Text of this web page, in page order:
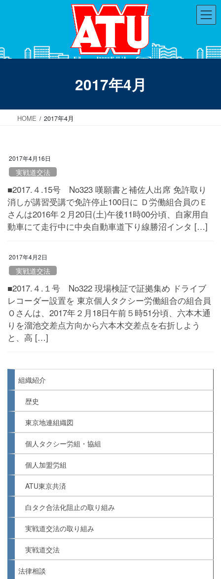
ツ
シ
2017年4月
HOME 2017年4月
2017年4月16日
実戦道交法
■2017.４.15号 No323 嘆願書と補佐人出席 免許取り
消しが講習受講で免許停止100日に Ｄ労働組合員のＥ
さんは2016年２月20日(土)午後11時00分頃、自家用自
動車にて走行中に中央自動車道下り線勝沼インタ […]
2017年4月2日
実戦道交法
■2017.４.１号 No322 現場検証で証拠集め ドライブ
レコーダー設置を 東京個人タクシー労働組合の組合員
Ｏさんは、2017年２月18日午前５時51分頃、六本木通
りを溜池交差点方向から六本木交差点を右折しよう
と、高 […]
組織紹介
歴史
東京地連組織図
個人タクシー労組・協組
個人加盟労組
ATU東京共済
白タク合法化阻止の取り組み
実戦道交法の取り組み
実戦道交法
法律相談